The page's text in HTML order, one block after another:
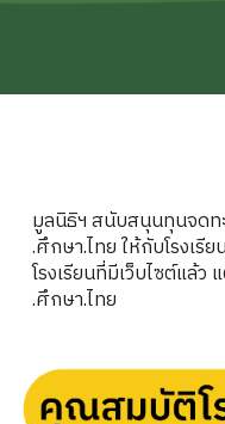
มูลนิธิฯ สนับสนุนทุนจดท
.ศึกษา.ไทย ให้กับโรงเรี
โรงเรียนที่มีเว็บไซต์แล้ว
.ศึกษา.ไทย